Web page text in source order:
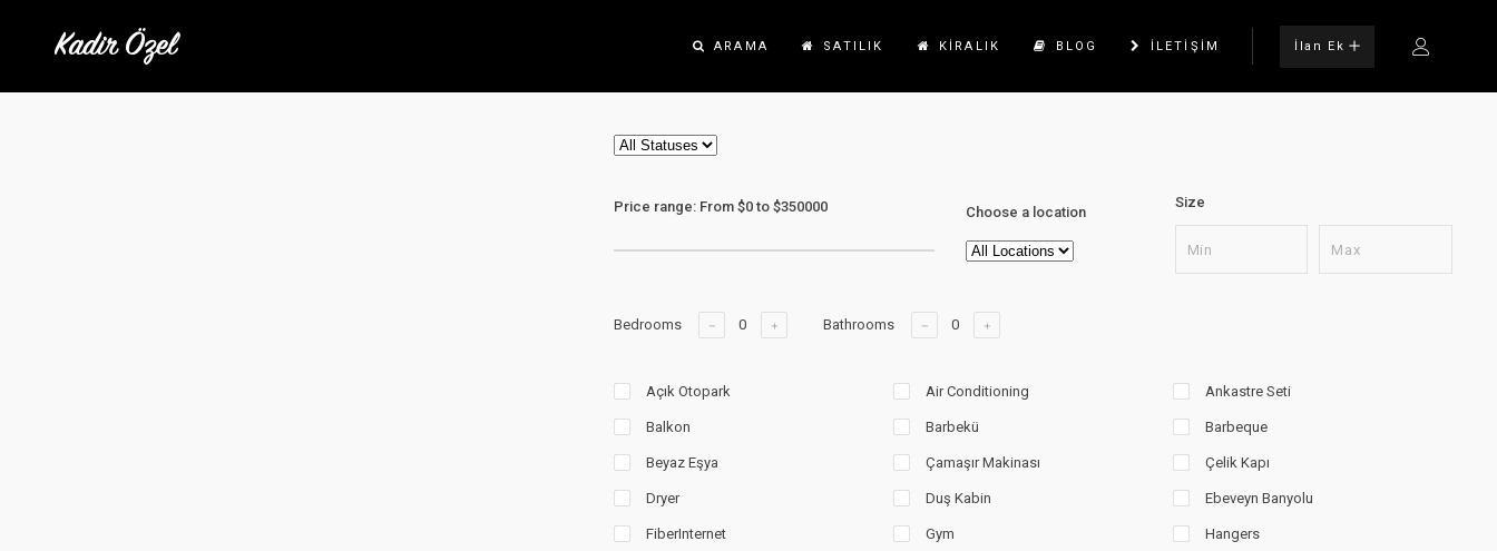
ARAMA SATILIK KIRALIK BLOG ILETIŞIM İlan Ek
Price range: From $0 to $350000 Choose a location
Size
Bedrooms Bathrooms
Açık Otopark Air Conditioning Ankastre Seti
Balkon Barbekü Barbeque
Beyaz Eşya Çamaşır Makinası Çelik Kapı
Dryer Duş Kabin Ebeveyn Banyolu
FiberInternet Gym Hangers